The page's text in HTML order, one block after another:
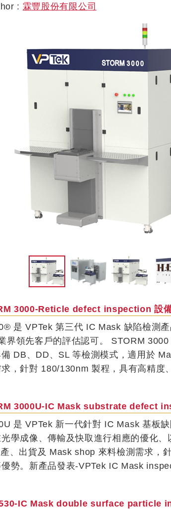
: 霖豐股份有限公司
3000-Reticle defect inspection 設
是 VPTek 第三代 IC Mask 缺陷檢測
界領先客戶的評估認可。 STORM
DB、DD、SL 等檢測模式，適用於
，針對 180/130nm 製程，具有高精度
3000U-IC Mask substrate defect
是 VPTek 新一代針對 IC Mask 基板
學成像、傳輸及快取進行相應的優化
、出貨及 Mask shop 來料檢測需求，
優勢。新產品發表-VPTek IC Mask
IC Mask double surface particle